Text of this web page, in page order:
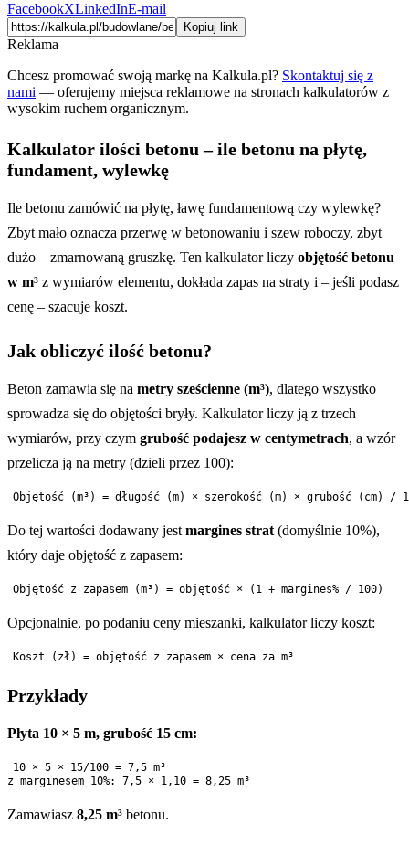
FacebookXLinkedInE-mail
Kopiuj link
Reklama
Chcesz promować swoją markę na Kalkula.pl? Skontaktuj się z
nami — oferujemy miejsca reklamowe na stronach kalkulatorów z
wysokim ruchem organicznym.
Kalkulator ilości betonu – ile betonu na płytę,
fundament, wylewkę
Ile betonu zamówić na płytę, ławę fundamentową czy wylewkę?
Zbyt mało oznacza przerwę w betonowaniu i szew roboczy, zbyt
dużo – zmarnowaną gruszkę. Ten kalkulator liczy objętość betonu
w m³ z wymiarów elementu, dokłada zapas na straty i – jeśli podasz
cenę – szacuje koszt.
Jak obliczyć ilość betonu?
Beton zamawia się na metry sześcienne (m³), dlatego wszystko
sprowadza się do objętości bryły. Kalkulator liczy ją z trzech
wymiarów, przy czym grubość podajesz w centymetrach, a wzór
przelicza ją na metry (dzieli przez 100):
Do tej wartości dodawany jestmargines strat(domyślnie 10%),
który daje objętość z zapasem:
Opcjonalnie, po podaniu ceny mieszanki, kalkulator liczy koszt:
Przykłady
Płyta 10 × 5 m, grubość 15 cm:
10 × 5 × 15/100 = 7,5 m³
Zamawiasz 8,25 m³ betonu.